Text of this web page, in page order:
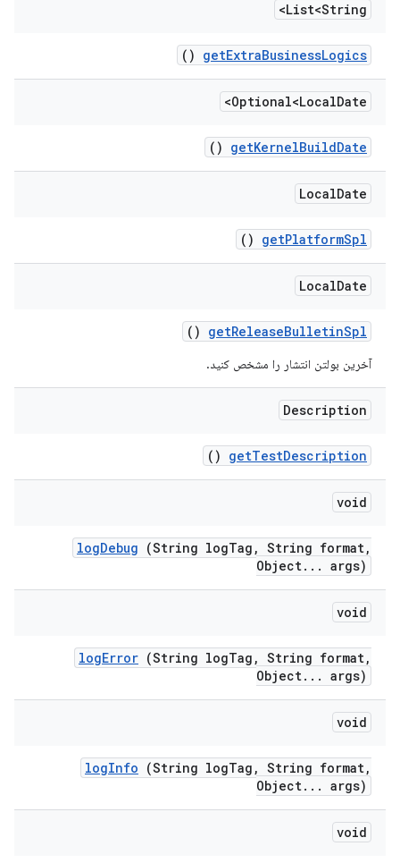
List<String>
getExtraBusinessLogics
()
Optional<LocalDate>
getKernelBuildDate
()
LocalDate
getPlatformSpl
()
LocalDate
getReleaseBulletinSpl
()
آخرین بولتن انتشار را مشخص کنید.
Description
getTestDescription
()
void
logDebug (String logTag , String format,
Object. . . args)
void
logError (String logTag , String format,
Object. . . args)
void
logInfo (String logTag , String format,
Object. . . args)
void